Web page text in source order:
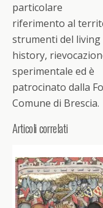
particolare
riferimento al
strumenti del living
history,
sperimentale ed è
patrocinato dalla
Comune di Brescia.
Articoli correlati